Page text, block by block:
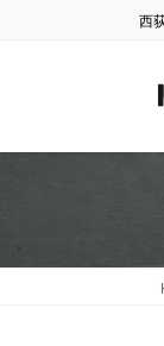
に
ョ
動
西